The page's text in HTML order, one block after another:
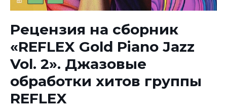
Рецензия на сборник
«REFLEX Gold Piano Jazz
Vol. 2». Джазовые
обработки хитов группы
REFLEX